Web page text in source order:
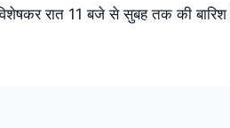
रात 11 बजे से सुबह तक की बारिश